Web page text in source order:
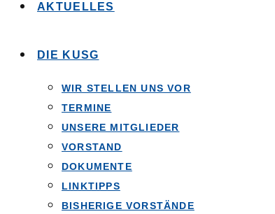
AKTUELLES
DIE KUSG
WIR STELLEN UNS VOR
TERMINE
UNSERE MITGLIEDER
VORSTAND
DOKUMENTE
LINKTIPPS
BISHERIGE VORSTÄNDE